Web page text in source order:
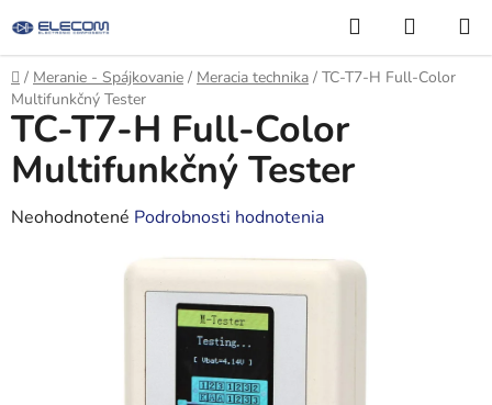
na
obsah
Hľadať
KOŠÍK
Domov
/ Meranie - Spájkovanie / Meracia technika / TC-T7-H Full-Color
Multifunkčný Tester
TC-T7-H Full-Color
Multifunkčný Tester
Priemerné
Neohodnotené Podrobnosti hodnotenia